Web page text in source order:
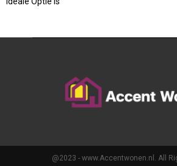
@2023 - www.Accentwonen.nl. All